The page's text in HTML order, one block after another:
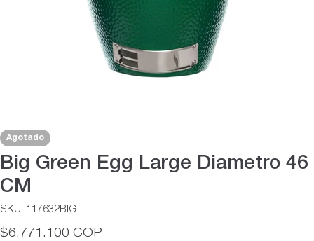
Agotado
Big Green Egg Large Diametro 46
CM
SKU: 117632BIG
Precio
$6.771.100 COP